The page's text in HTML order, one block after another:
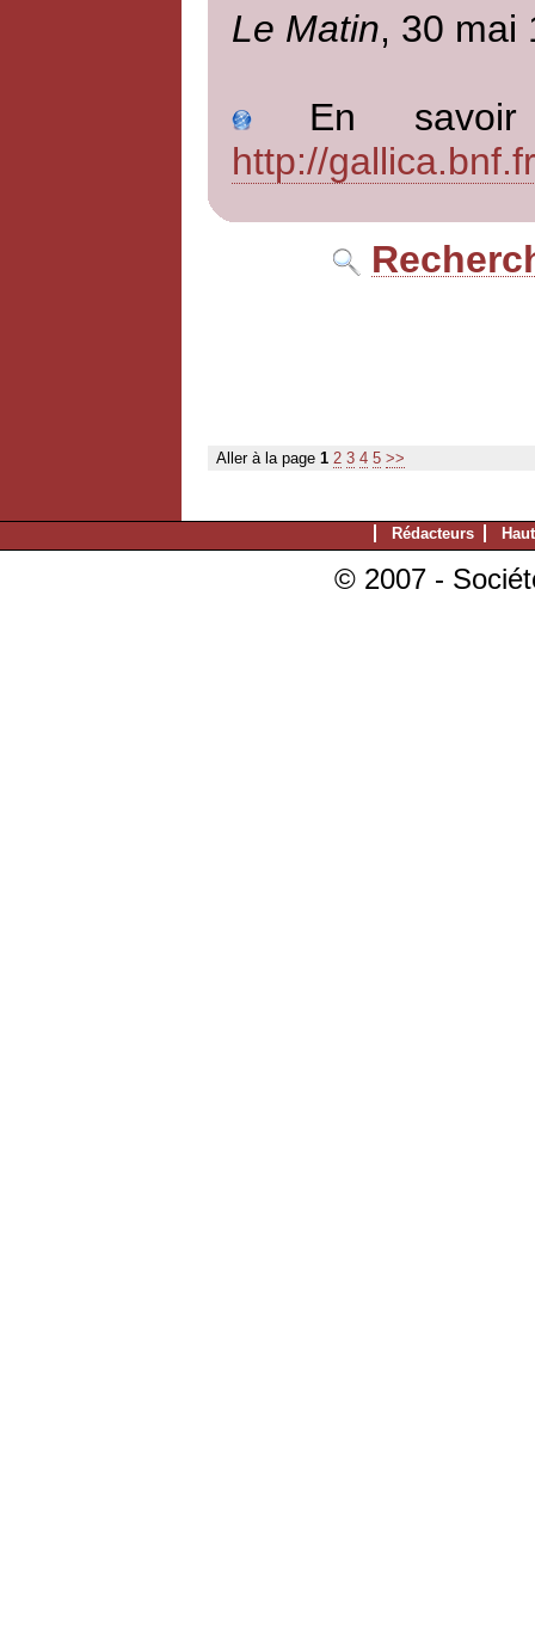
Le Matin, 30 mai
En savoir
http://
Aller à la page 1 2 3 4 5 >>
Rédacteurs
© 2007 -